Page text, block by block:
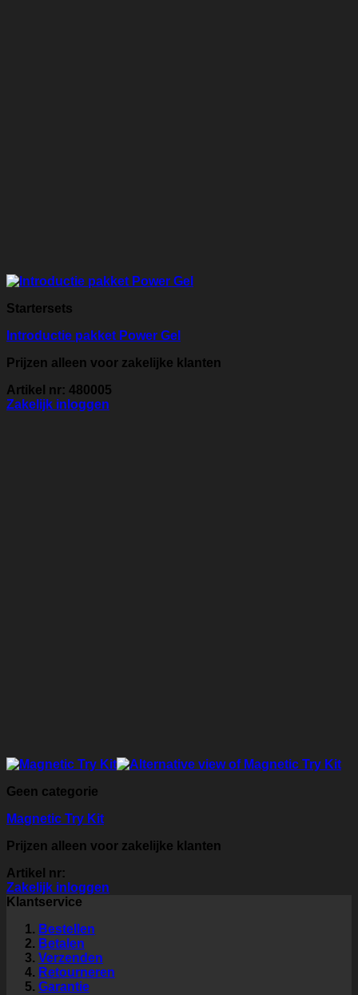
Startersets
Introductie pakket Power Gel
Prijzen alleen voor zakelijke klanten
Artikel nr: 480005
Zakelijk inloggen
Geen categorie
Magnetic Try Kit
Prijzen alleen voor zakelijke klanten
Artikel nr:
Zakelijk inloggen
Klantservice
Bestellen
Betalen
Verzenden
Retourneren
Garantie